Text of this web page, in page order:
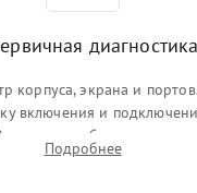
диагностика
корпуса, экрана и
включения и
потребления тока с
питания для
Подробнее